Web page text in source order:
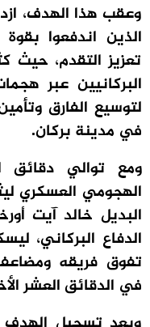
وعقب هذا الهدف،
الذين اندفعوا
تعزيز التقدم،
البركانيين عبر
لتوسيع الفارق
في مدينة بركان.
ومع توالي دقائق
البديل خالد آيت
الدفاع البركاني،
تفوق فريقه
في الدقائق العشر